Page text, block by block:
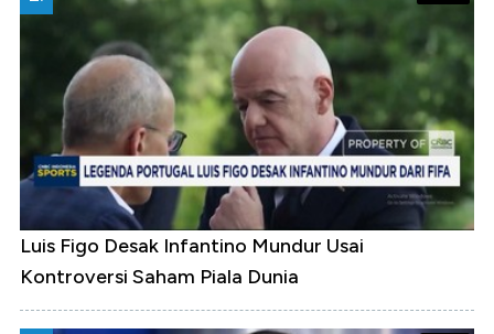
Luis Figo Desak Infantino Mundur Usai
Kontroversi Saham Piala Dunia